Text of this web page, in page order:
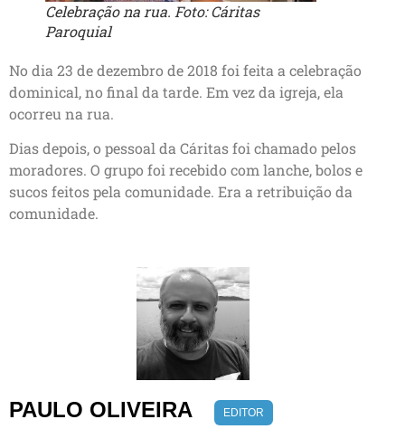
Celebração na rua. Foto: Cáritas
Paroquial
No dia 23 de dezembro de 2018 foi feita a celebração
dominical, no final da tarde. Em vez da igreja, ela
ocorreu na rua.
Dias depois, o pessoal da Cáritas foi chamado pelos
moradores. O grupo foi recebido com lanche, bolos e
sucos feitos pela comunidade. Era a retribuição da
comunidade.
PAULO OLIVEIRA EDITOR